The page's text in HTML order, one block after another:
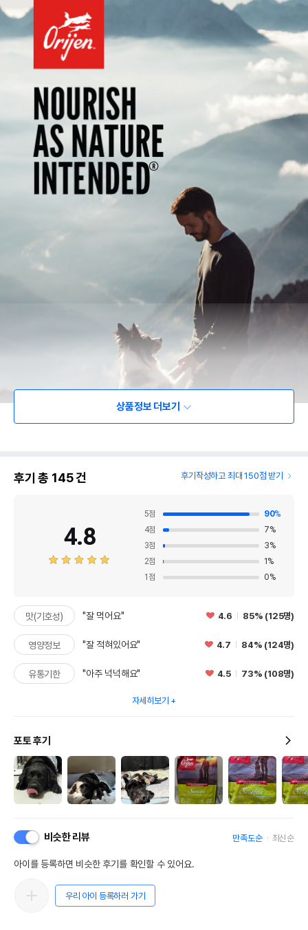
상품정보 더보기
후기 총 145건 후기작성하고 최대 150점 받기
4.8
5점 90%
4점 7%
3점 3%
2점 1 %
1 점 0%
맛(기호성) "잘 먹어요" 4.6 85% (125명)
영양정보 "잘 적혀있어요" 4.7 84% (124명)
유통기한 "아주 넉넉해요" 4.5 73% (108명)
자세히보기
포토 후기
비슷한 리뷰 만족도순 최신순
아이를 등록하면 비슷한 후기를 확인할 수 있어요.
우리 아이 등록하러 가기